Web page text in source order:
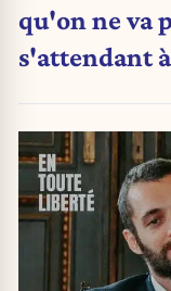
qu'on ne va
s'attendant